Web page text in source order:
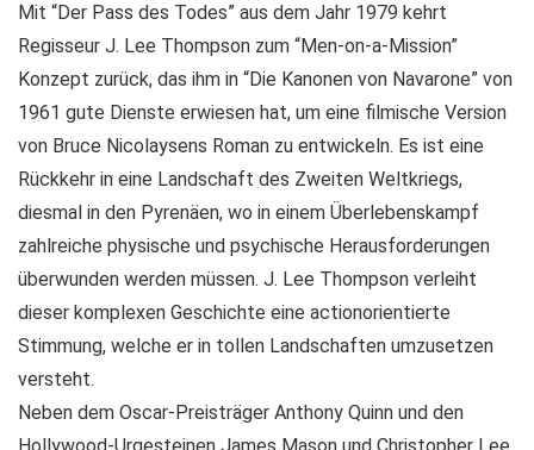
Mit “Der Pass des Todes” aus dem Jahr 1979 kehrt
Regisseur J. Lee Thompson zum “Men-on-a-Mission”
Konzept zurück, das ihm in “Die Kanonen von Navarone” von
1961 gute Dienste erwiesen hat, um eine filmische Version
von Bruce Nicolaysens Roman zu entwickeln. Es ist eine
Rückkehr in eine Landschaft des Zweiten Weltkriegs,
diesmal in den Pyrenäen, wo in einem Überlebenskampf
zahlreiche physische und psychische Herausforderungen
überwunden werden müssen. J. Lee Thompson verleiht
dieser komplexen Geschichte eine actionorientierte
Stimmung, welche er in tollen Landschaften umzusetzen
versteht.
Neben dem Oscar-Preisträger Anthony Quinn und den
Hollywood-Urgesteinen James Mason und Christopher Lee